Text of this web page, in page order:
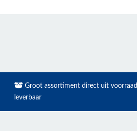
Groot assortiment direct uit voorraad
leverbaar